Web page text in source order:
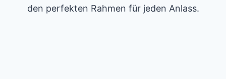
den perfekten Rahmen für jeden Anlass.